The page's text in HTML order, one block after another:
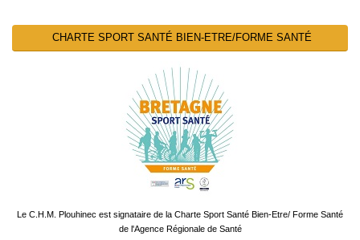
CHARTE SPORT SANTÉ BIEN-ETRE/FORME SANTÉ
Le C.H.M. Plouhinec est signataire de la Charte Sport Santé Bien-Etre/ Forme Santé
de l'Agence Régionale de Santé